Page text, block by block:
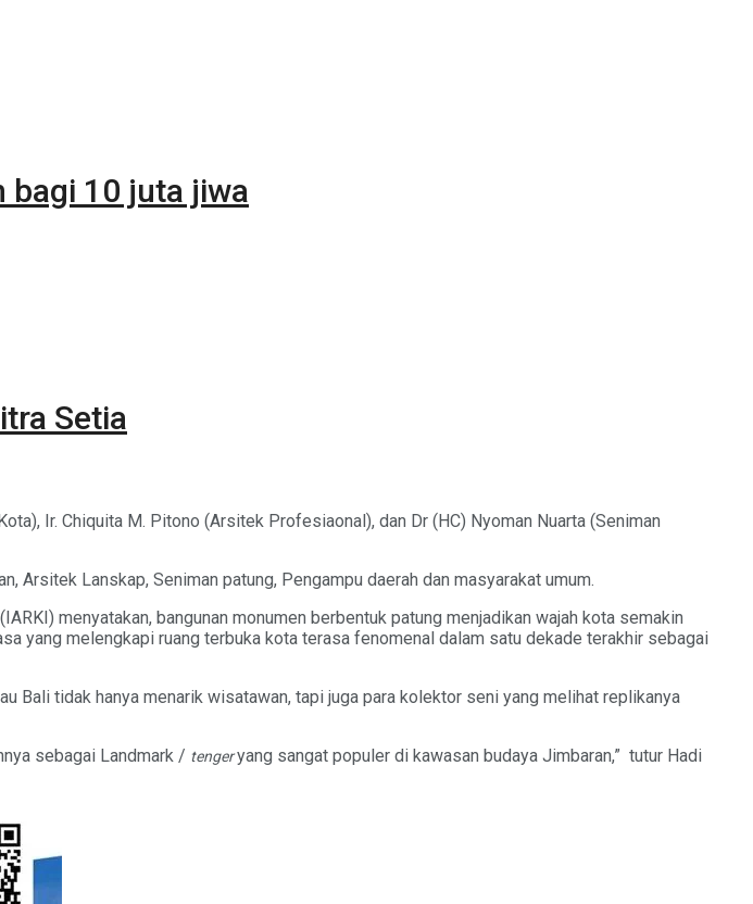
bagi 10 juta jiwa
Setia
Ir. Chiquita M. Pitono (Arsitek Profesiaonal), dan Dr (HC) Nyoman Nuarta (Seniman
Lanskap, Seniman patung, Pengampu daerah dan masyarakat umum.
menyatakan, bangunan monumen berbentuk patung menjadikan wajah kota semakin
yang melengkapi ruang terbuka kota terasa fenomenal dalam satu dekade terakhir sebagai
Bali tidak hanya menarik wisatawan, tapi juga para kolektor seni yang melihat replikanya
sebagai Landmark / tengeryang sangat populer di kawasan budaya Jimbaran,” tutur Hadi